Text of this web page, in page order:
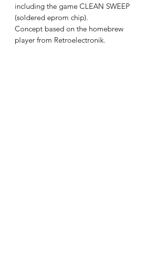
including the game CLEAN SWEEP
(soldered eprom chip).
Concept based on the homebrew
player from Retroelectronik.